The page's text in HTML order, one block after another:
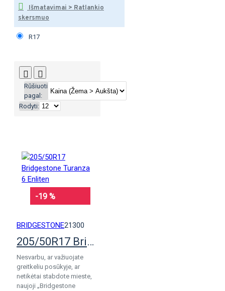
Išmatavimai > Ratlankio
skersmuo
R17
Rūšiuoti
pagal:
Rodyti:
-19 %
BRIDGESTONE21300
205/50R17 Bridgestone Turanza 6 Enliten
Nesvarbu, ar važiuojate
greitkeliu posūkyje, ar
netikėtai stabdote mieste,
naujoji „Bridgestone